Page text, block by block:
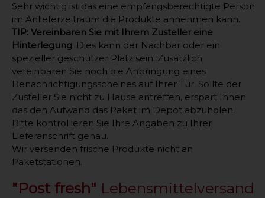
Sehr wichtig ist das eine empfangsberechtigte Person
im Anlieferzeitraum die Produkte annehmen kann.
TIP: Vereinbaren Sie mit Ihrem Zusteller eine
Hinterlegung. Dies kann der Nachbar oder ein
spezieller geschützer Platz sein. Zusätzlich
vereinbaren Sie noch die Anbringung eines
Benachrichtigungsscheines auf Ihrer Tür. Sollte der
Zusteller Sie nicht zu Hause antreffen, erspart Ihnen
das den Aufwand das Paket im Depot abzuholen.
Bitte kontrollieren Sie Ihre Angaben zu Ihrer
Lieferanschrift genau.
Wir versenden frische Produkte nicht an
Paketstationen.
"Post fresh" Lebensmittelversand